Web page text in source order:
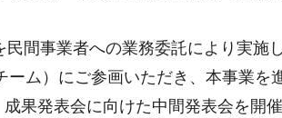
間事業者への業務委託により実施
ム）にご参画いただき、本事業を
果発表会に向けた中間発表会を開催